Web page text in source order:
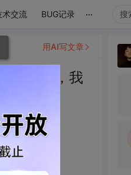
术交流 BUG记录 ...
亿年前，我
用AI写文章